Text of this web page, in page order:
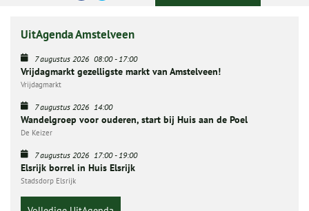
UitAgenda Amstelveen
7 augustus 2026 08:00-17:00
Vrijdagmarkt gezelligste markt van Amstelveen!
Vrijdagmarkt
7 augustus 2026 14:00
Wandelgroep voor ouderen, start bij Huis aan de Poel
De Keizer
7 augustus 2026 17:00-19:00
Elsrijk borrel in Huis Elsrijk
Stadsdorp Elsrijk